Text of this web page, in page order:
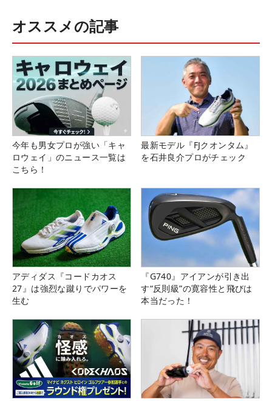
オススメの記事
今年も男女プロが強い「キャ
ロウェイ」のニュース一覧は
こちら！
最新モデル『FJクオンタム』
を石井良介プロがチェック
アディダス『コードカオス
27』は強烈な蹴りでパワーを
生む
『G740』アイアンが引き出
す“反則級”の寛容性と飛びは
本当だった！